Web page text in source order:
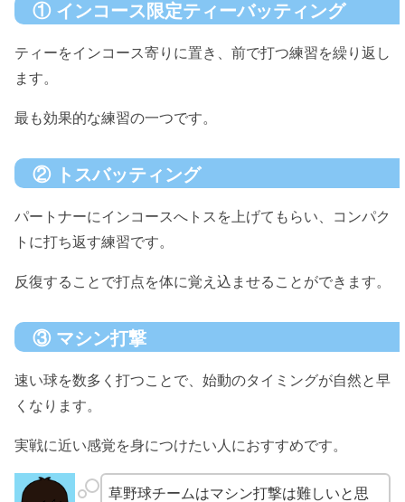
① インコース限定ティーバッティング
ティーをインコース寄りに置き、前で打つ練習を繰り返し
ます。
最も効果的な練習の一つです。
② トスバッティング
パートナーにインコースへトスを上げてもらい、コンパク
トに打ち返す練習です。
反復することで打点を体に覚え込ませることができます。
③ マシン打撃
速い球を数多く打つことで、始動のタイミングが自然と早
くなります。
実戦に近い感覚を身につけたい人におすすめです。
草野球チームはマシン打撃は難しいと思